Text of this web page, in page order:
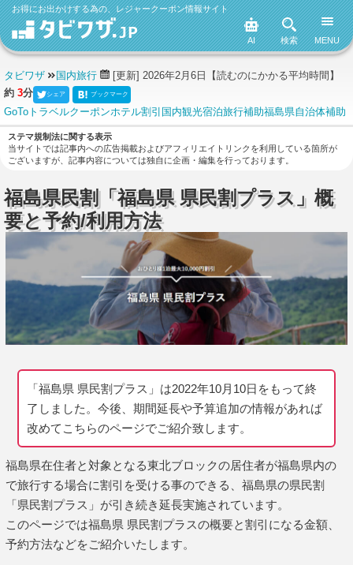
お得にお出かけする為の、レジャークーポン情報サイト
AI 検索 MENU
タビワザ 国内旅行 [更新] 2026年2月6日
【読むのにかかる平均時間】
約 3分 シェア ブックマーク
GoToトラベルクーポンホテル割引 国内観光宿泊旅行補助福島県自治体補助
ステマ規制法に関する表示
当サイトでは記事内への広告掲載およびアフィリエイトリンクを利用している箇所が
ございますが、記事内容については独自に企画・編集を行っております。
福島県民割「福島県 県民割プラス」概
要と予約/利用方法
「福島県 県民割プラス」は2022年10月10日をもって終
了しました。今後、期間延長や予算追加の情報があれば
改めてこちらのページでご紹介致します。
福島県在住者と対象となる東北ブロックの居住者が福島県内の
で旅行する場合に割引を受ける事のできる、福島県の県民割
「県民割プラス」が引き続き延長実施されています。
このページでは福島県 県民割プラスの概要と割引になる金額、
予約方法などをご紹介いたします。